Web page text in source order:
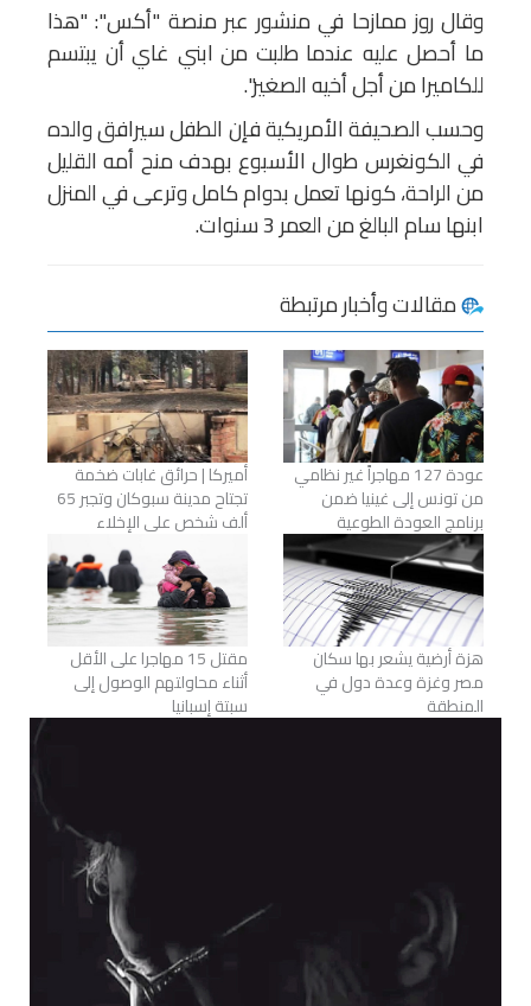
وقال روز ممازحا في منشور عبر منصة "أكس": "هذا
ما أحصل عليه عندما طلبت من ابني غاي أن يبتسم
للكاميرا من أجل أخيه الصغير".
وحسب الصحيفة الأمريكية فإن الطفل سيرافق والده
في الكونغرس طوال الأسبوع بهدف منح أمه القليل
من الراحة، كونها تعمل بدوام كامل وترعى في المنزل
ابنها سام البالغ من العمر 3 سنوات.
مقالات وأخبار مرتبطة
عودة 127 مهاجراً غير نظامي
من تونس إلى غينيا ضمن
برنامج العودة الطوعية
أميركا | حرائق غابات ضخمة
تجتاح مدينة سبوكان وتجبر 65
ألف شخص على الإخلاء
هزة أرضية يشعر بها سكان
مصر وغزة وعدة دول في
المنطقة
مقتل 15 مهاجرا على الأقل
أثناء محاولتهم الوصول إلى
سبتة إسبانيا